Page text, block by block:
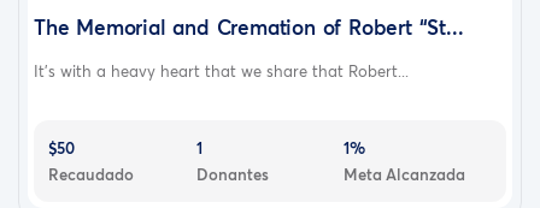
The Memorial and Cremation of Robert “St...
It’s with a heavy heart that we share that Robert...
$50
Recaudado
1
Donantes
1%
Meta Alcanzada